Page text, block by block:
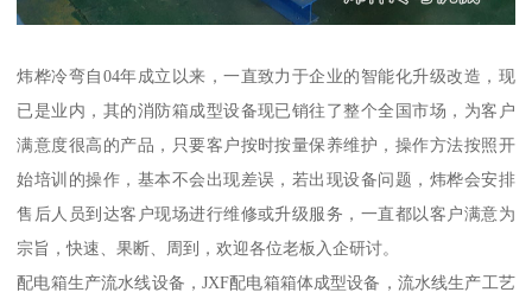
炜桦冷弯自04年成立以来，一直致力于企业的智能化升级改造，现
已是业内，其的消防箱成型设备现已销往了整个全国市场，为客户
满意度很高的产品，只要客户按时按量保养维护，操作方法按照开
始培训的操作，基本不会出现差误，若出现设备问题，炜桦会安排
售后人员到达客户现场进行维修或升级服务，一直都以客户满意为
宗旨，快速、果断、周到，欢迎各位老板入企研讨。
配电箱生产流水线设备，JXF配电箱箱体成型设备，流水线生产工艺